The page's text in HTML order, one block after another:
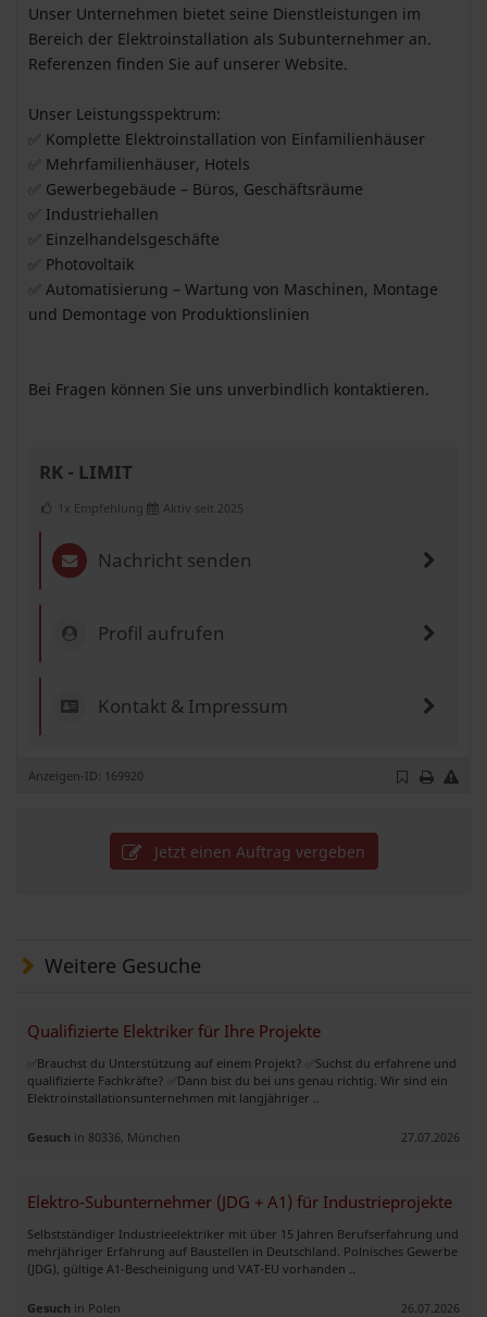
Unser Unternehmen bietet seine Dienstleistungen im
Bereich der Elektroinstallation als Subunternehmer an.
Referenzen finden Sie auf unserer Website.
Unser Leistungsspektrum:
✅ Komplette Elektroinstallation von Einfamilienhäuser
✅ Mehrfamilienhäuser, Hotels
✅ Gewerbegebäude – Büros, Geschäftsräume
✅ Industriehallen
✅ Einzelhandelsgeschäfte
✅ Photovoltaik
✅ Automatisierung – Wartung von Maschinen, Montage
und Demontage von Produktionslinien
Bei Fragen können Sie uns unverbindlich kontaktieren.
RK - LIMIT
1x Empfehlung Aktiv seit 2025
Nachricht senden
Profil aufrufen
Kontakt & Impressum
Anzeigen-ID: 169920
Jetzt einen Auftrag vergeben
Weitere Gesuche
Qualifizierte Elektriker für Ihre Projekte
✅Brauchst du Unterstützung auf einem Projekt? ✅Suchst du erfahrene und
qualifizierte Fachkräfte? ✅Dann bist du bei uns genau richtig. Wir sind ein
Elektroinstallationsunternehmen mit langjähriger ..
Gesuch in 80336, München 27.07.2026
Elektro-Subunternehmer (JDG + A1) für Industrieprojekte
Selbstständiger Industrieelektriker mit über 15 Jahren Berufserfahrung und
mehrjähriger Erfahrung auf Baustellen in Deutschland. Polnisches Gewerbe
(JDG), gültige A1-Bescheinigung und VAT-EU vorhanden ..
Gesuch in Polen 26.07.2026